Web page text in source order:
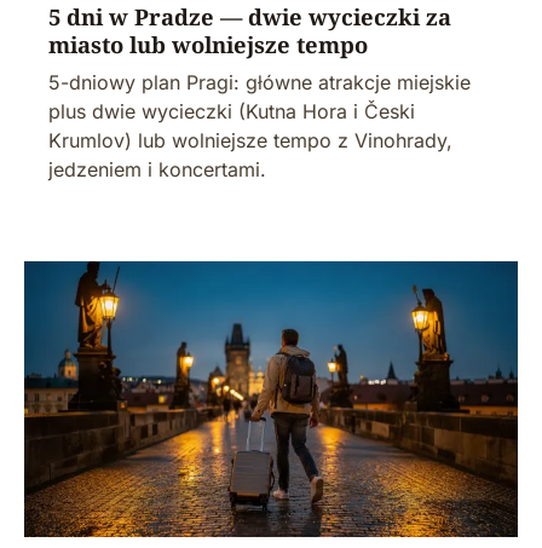
5 dni w Pradze — dwie wycieczki za
miasto lub wolniejsze tempo
5-dniowy plan Pragi: główne atrakcje miejskie
plus dwie wycieczki (Kutna Hora i Česki
Krumlov) lub wolniejsze tempo z Vinohrady,
jedzeniem i koncertami.